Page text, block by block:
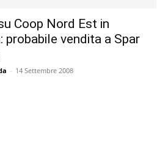
Coop Nord Est in
probabile vendita a Spar
- 14 Settembre 2008